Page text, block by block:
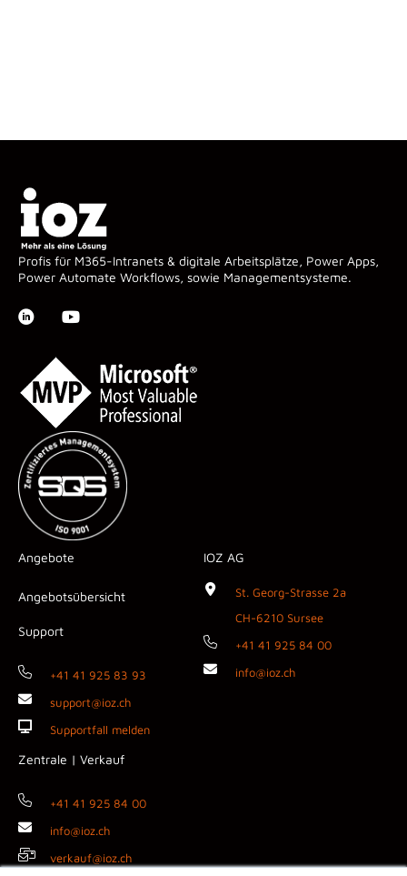
Profis für M365-Intranets & digitale Arbeitsplätze, Power Apps,
Power Automate Workflows, sowie Managementsysteme.
Angebote
Angebotsübersicht
Support
+41 41 925 83 93
support@ioz.ch
Supportfall melden
Zentrale | Verkauf
+41 41 925 84 00
info@ioz.ch
verkauf@ioz.ch
IOZ AG
St. Georg-Strasse 2a
CH-6210 Sursee
+41 41 925 84 00
info@ioz.ch